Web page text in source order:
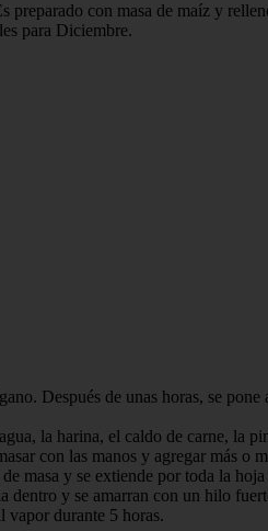
con masa de maíz y
para Diciembre.
Después de unas horas, se
la harina, el caldo de carne,
con las manos y agregar más o
masa y se extiende por toda la
dentro y se amarran con un hilo
vapor durante 5 horas.